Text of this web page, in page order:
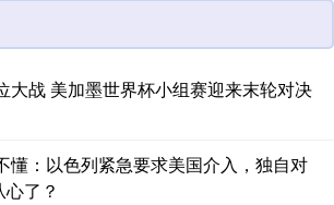
大战 美加墨世界杯小组赛迎来末轮对决
懂：以色列紧急要求美国介入，独自对
了？